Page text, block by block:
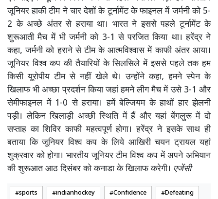
जूनियर हाकी टीम ने चार देशों के टूर्नामेंट के फाइनल में जर्मनी को 5-
2 के अच्छे अंतर से हराया था। भारत ने इससे पहले टूर्नामेंट के
शुरूआती मैच में भी जर्मनी को 3-1 से परजित किया था। हरेंद्र ने
कहा, जर्मनी को हराने से टीम के आत्मविश्वास में काफी अंतर आया।
जूनियर विश्व कप की तैयारियों के सिलसिले में इससे पहले तक हम
किसी यूरोपीय टीम से नहीं खेले थे। उन्होंने कहा, हमने स्पेन के
खिलाफ भी अच्छा प्रदर्शन किया जहां हमने लीग मैच में उसे 3-1 और
सेमीफाइनल में 1-0 से हराया। हमें बेल्जियम के हाथों हार झेलनी
पड़ी। लेकिन खिलाड़ी अच्छी स्थिति में हैं और यहां बेंगलुरू में दो
सप्ताह का शिविर काफी महत्वपूर्ण होगा। हरेंद्र ने इसके साथ ही
बताया कि जूनियर विश्व कप के लिये आखिरी चयन ट्रायल यहां
शुक्रवार को होगा। भारतीय जूनियर टीम विश्व कप में अपने अभियान
की शुरूआत आठ दिसंबर को कनाडा के खिलाफ करेगी। एजेंसी
sports indianhockey Confidence Defeating